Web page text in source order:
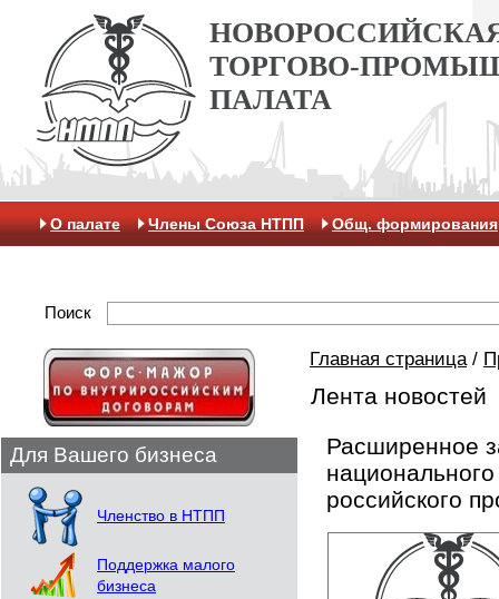
ТОРГОВО-
ПАЛАТА
О палате Члены Союза НТПП Общ. формирования
Поиск
Для Вашего бизнеса
Членство в НТПП
Поддержка малого
бизнеса
Главная страница/
Лента новостей
Расширенное
российского